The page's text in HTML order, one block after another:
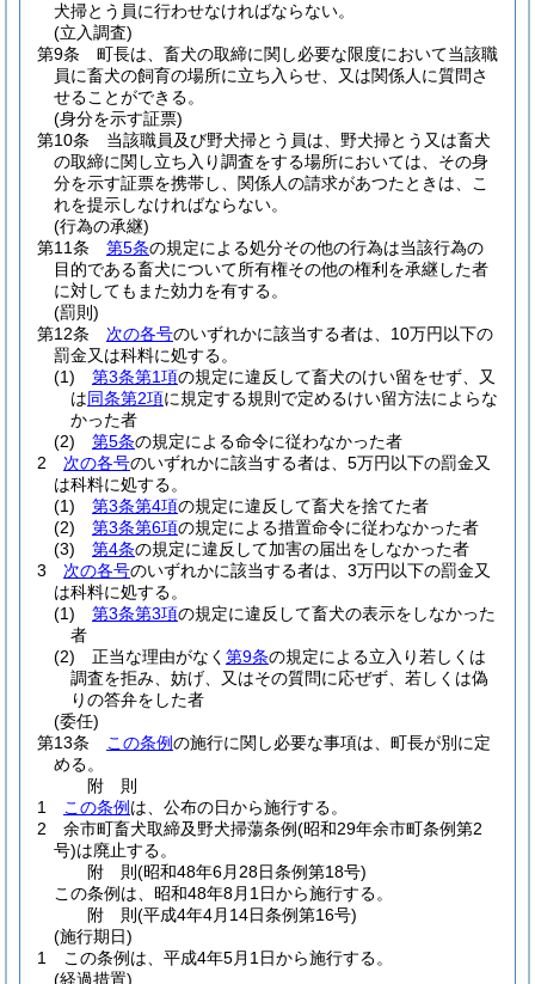
犬掃とう員に行わせなければならない。
(立入調査)
第9条
町長は、畜犬の取締に関し必要な限度において当該職
員に畜犬の飼育の場所に立ち入らせ、又は関係人に質問さ
せることができる。
(身分を示す証票)
第10条
当該職員及び野犬掃とう員は、野犬掃とう又は畜犬
の取締に関し立ち入り調査をする場所においては、その身
分を示す証票を携帯し、関係人の請求があつたときは、こ
れを提示しなければならない。
(行為の承継)
第11条
第5条の規定による処分その他の行為は当該行為の
目的である畜犬について所有権その他の権利を承継した者
に対してもまた効力を有する。
(罰則)
第12条
次の各号のいずれかに該当する者は、10万円以下の
罰金又は科料に処する。
(1)
第3条第1項の規定に違反して畜犬のけい留をせず、又
は同条第2項に規定する規則で定めるけい留方法によらな
かった者
(2)
第5条の規定による命令に従わなかった者
2
次の各号のいずれかに該当する者は、5万円以下の罰金又
は科料に処する。
(1)
第3条第4項の規定に違反して畜犬を捨てた者
(2)
第3条第6項の規定による措置命令に従わなかった者
(3)
第4条の規定に違反して加害の届出をしなかった者
3
次の各号のいずれかに該当する者は、3万円以下の罰金又
は科料に処する。
(1)
第3条第3項の規定に違反して畜犬の表示をしなかった
者
(2)
正当な理由がなく 第9条の規定による立入り若しくは
調査を拒み、妨げ、又はその質問に応ぜず、若しくは偽
りの答弁をした者
(委任)
第13条
この条例の施行に関し必要な事項は、町長が別に定
める。
附 則
1
この条例 は、公布の日から施行する。
2
余市町畜犬取締及野犬掃蕩条例(昭和29年余市町条例第2
号)は廃止する。
附 則(昭和48年6月28日条例第18号)
この条例は、昭和48年8月1日から施行する。
附 則(平成4年4月14日条例第16号)
(施行期日)
1
この条例は、平成4年5月1日から施行する。
(経過措置)